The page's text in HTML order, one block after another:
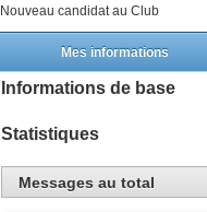
Nouveau candidat au Club
Mes informations
Informations de base
Statistiques
Messages au total